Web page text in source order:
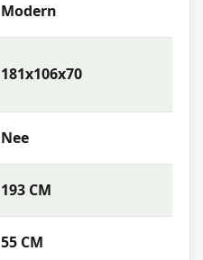
Modern
181x106x70
Nee
193 CM
55 CM